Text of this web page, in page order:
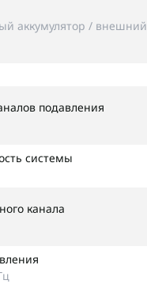
аккумулятор / внешний
подавления
системы
канала